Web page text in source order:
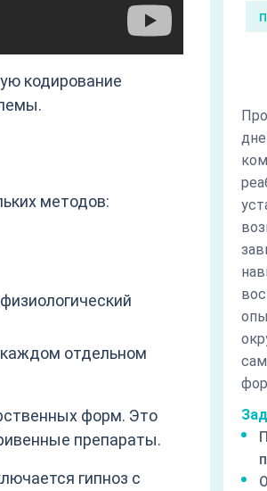
кодирование
методов:
каждом отдельном
форм. Это
препараты.
гипноз с